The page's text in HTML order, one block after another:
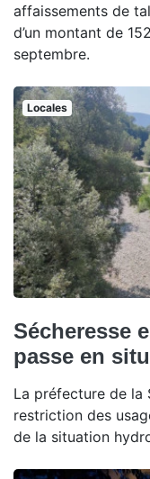
affaissements de
d’un montant de
septembre.
Locales
Sécheresse
passe en
La préfecture de la
restriction des
de la situation